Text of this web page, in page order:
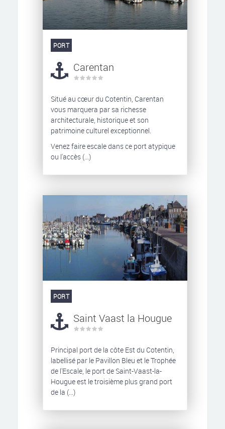
PORT
Carentan
Situé au cœur du Cotentin, Carentan
vous marquera par sa richesse
architecturale, historique et son
patrimoine culturel exceptionnel.
Venez faire escale dans ce port atypique
ou l'accès (...)
PORT
Saint Vaast la Hougue
Principal port de la côte Est du Cotentin,
labellisé par le Pavillon Bleu et le Trophée
de l'Escale, le port de Saint-Vaast-la-
Hougue est le troisième plus grand port
de la (...)